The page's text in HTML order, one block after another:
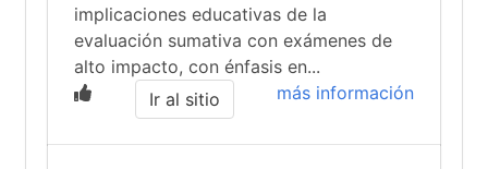
implicaciones educativas de la
evaluación sumativa con exámenes de
alto impacto, con énfasis en...
más información
Ir al sitio